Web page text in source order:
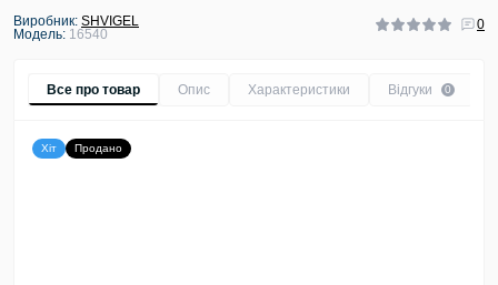
Виробник: SHVIGEL
Модель: 16540
0
Все про товар Опис Характеристики Відгуки 0
Хіт Продано